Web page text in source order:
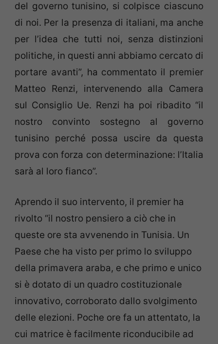
del governo tunisino, si colpisce ciascuno
di noi. Per la presenza di italiani, ma anche
per l’idea che tutti noi, senza distinzioni
politiche, in questi anni abbiamo cercato di
portare avanti”, ha commentato il premier
Matteo Renzi, intervenendo alla Camera
sul Consiglio Ue. Renzi ha poi ribadito “il
nostro convinto sostegno al governo
tunisino perché possa uscire da questa
prova con forza con determinazione: l’Italia
sarà al loro fianco”.
Aprendo il suo intervento, il premier ha
rivolto “il nostro pensiero a ciò che in
queste ore sta avvenendo in Tunisia. Un
Paese che ha visto per primo lo sviluppo
della primavera araba, e che primo e unico
si è dotato di un quadro costituzionale
innovativo, corroborato dallo svolgimento
delle elezioni. Poche ore fa un attentato, la
cui matrice è facilmente riconducibile ad